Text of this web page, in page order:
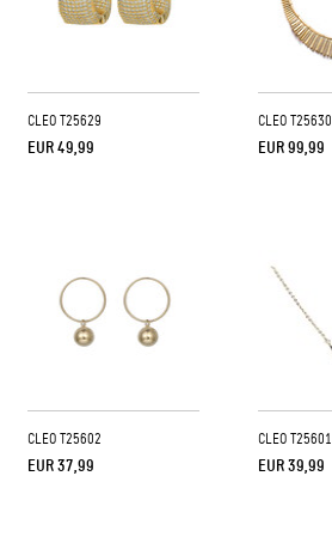
CLEO T25629
EUR 49,99
CLEO T25630
EUR 99,99
CLEO T25602
EUR 37,99
CLEO T25601
EUR 39,99